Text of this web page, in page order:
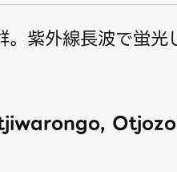
。紫外線長波で蛍